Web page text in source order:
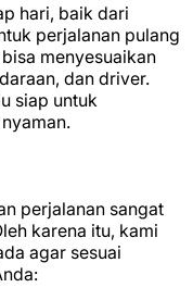
hari, baik dari
perjalanan pulang
menyesuaikan
dan driver.
siap untuk
perjalanan sangat
karena itu, kami
agar sesuai